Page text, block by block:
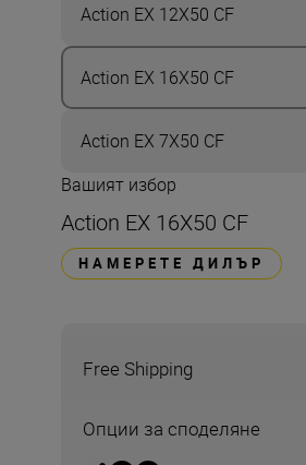
Action EX 12X50 CF
Action EX 16X50 CF
Action EX 7X50 CF
Вашият избор
Action EX 16X50 CF
НАМЕРЕТЕ ДИЛЪР
Free Shipping
Опции за споделяне